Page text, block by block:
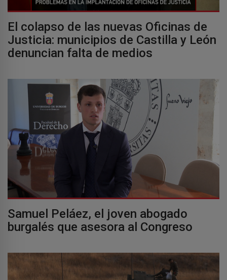
El colapso de las nuevas Oficinas de
Justicia: municipios de Castilla y León
denuncian falta de medios
Samuel Peláez, el joven abogado
burgalés que asesora al Congreso